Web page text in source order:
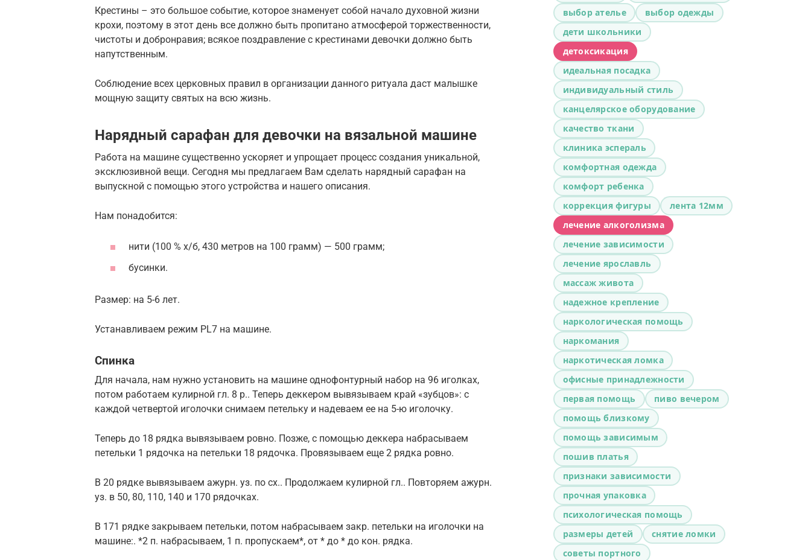
Крестины – это большое событие, которое знаменует собой начало духовной жизни
крохи, поэтому в этот день все должно быть пропитано атмосферой торжественности,
чистоты и добронравия; всякое поздравление с крестинами девочки должно быть
напутственным.
Соблюдение всех церковных правил в организации данного ритуала даст малышке
мощную защиту святых на всю жизнь.
Нарядный сарафан для девочки на вязальной машине
Работа на машине существенно ускоряет и упрощает процесс создания уникальной,
эксклюзивной вещи. Сегодня мы предлагаем Вам сделать нарядный сарафан на
выпускной с помощью этого устройства и нашего описания.
Нам понадобится:
нити (100 % х/б, 430 метров на 100 грамм) — 500 грамм;
бусинки.
Размер: на 5-6 лет.
Устанавливаем режим PL7 на машине.
Спинка
Для начала, нам нужно установить на машине однофонтурный набор на 96 иголках,
потом работаем кулирной гл. 8 р.. Теперь деккером вывязываем край «зубцов»: с
каждой четвертой иголочки снимаем петельку и надеваем ее на 5-ю иголочку.
Теперь до 18 рядка вывязываем ровно. Позже, с помощью деккера набрасываем
петельки 1 рядочка на петельки 18 рядочка. Провязываем еще 2 рядка ровно.
В 20 рядке вывязываем ажурн. уз. по сх.. Продолжаем кулирной гл.. Повторяем ажурн.
уз. в 50, 80, 110, 140 и 170 рядочках.
В 171 рядке закрываем петельки, потом набрасываем закр. петельки на иголочки на
машине:. *2 п. набрасываем, 1 п. пропускаем*, от * до * до кон. рядка.
выбор ателье
выбор одежды
дети школьники
детоксикация
идеальная посадка
индивидуальный стиль
канцелярское оборудование
качество ткани
клиника эспераль
комфортная одежда
комфорт ребенка
коррекция фигуры
лента 12мм
лечение алкоголизма
лечение зависимости
лечение ярославль
массаж живота
надежное крепление
наркологическая помощь
наркомания
наркотическая ломка
офисные принадлежности
первая помощь
пиво вечером
помощь близкому
помощь зависимым
пошив платья
признаки зависимости
прочная упаковка
психологическая помощь
размеры детей
снятие ломки
советы портного